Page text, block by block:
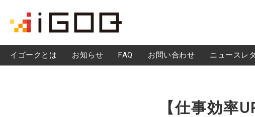
イゴークとは お知らせ FAQ お問い合わせ ニュースレ
【仕事効率